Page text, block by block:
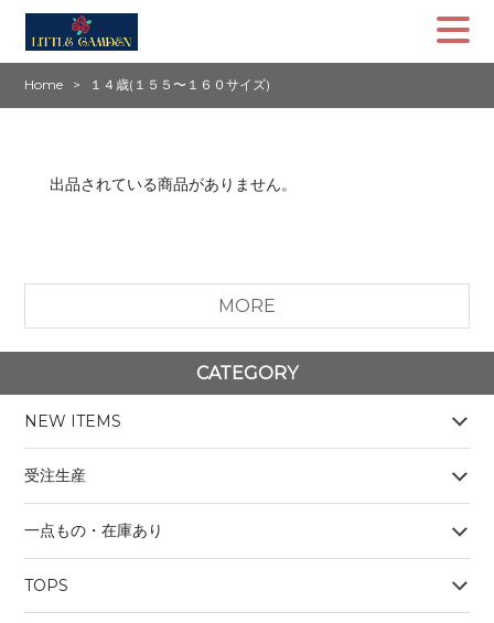
Home １４歳(１５５〜１６０サイズ)
出品されている商品がありません。
MORE
CATEGORY
NEW ITEMS
受注生産
一点もの・在庫あり
TOPS
BOYS